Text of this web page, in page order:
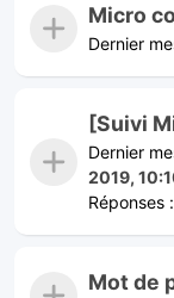
Micro
Dernier
[Suivi
Dernier
2019,
Réponses :
Mot de